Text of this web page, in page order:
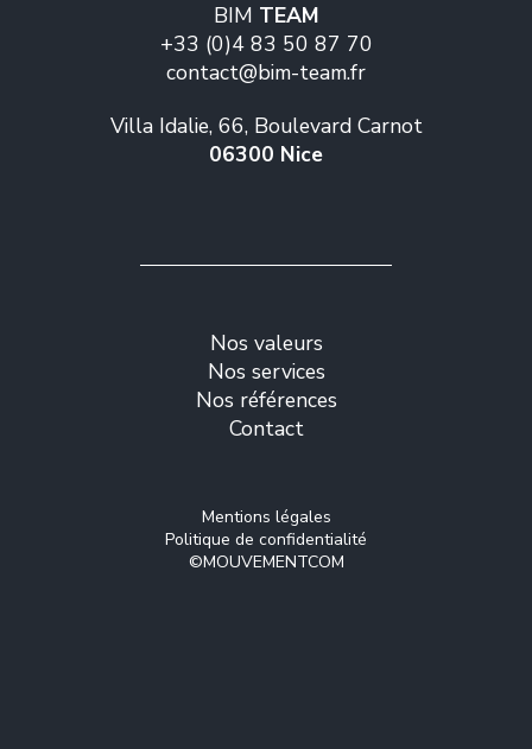
Nos valeurs
Nos services
Nos références
Contact
Mentions légales
Politique de confidentialité
©MOUVEMENTCOM
BIM TEAM
+33 (0)4 83 50 87 70
bim-team.fr
Villa Idalie, 66, Boulevard Carnot
06300 Nice